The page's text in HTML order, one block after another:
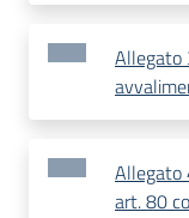
Allegato
Allegato
art. 80